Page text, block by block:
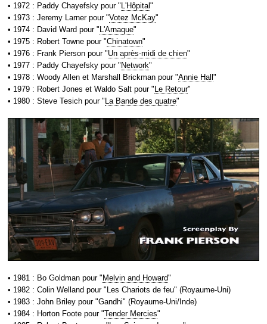
• 1972 : Paddy Chayefsky pour " L'Hôpital "
• 1973 : Jeremy Larner pour "Votez McKay"
• 1974 : David Ward pour " L'Arnaque"
• 1975 : Robert Towne pour "Chinatown"
• 1976 : Frank Pierson pour "Un après-midi de chien"
• 1977 : Paddy Chayefsky pour " Network"
• 1978 : Woody Allen et Marshall Brickman pour "Annie Hall "
• 1979 : Robert Jones et Waldo Salt pour " Le Retour"
• 1980 : Steve Tesich pour " La Bande des quatre"
• 1981 : Bo Goldman pour "Melvin and Howard"
• 1982 : Colin Welland pour "Les Chariots de feu" (Royaume-Uni)
• 1983 : John Briley pour "Gandhi" (Royaume-Uni/Inde)
• 1984 : Horton Foote pour "Tender Mercies"